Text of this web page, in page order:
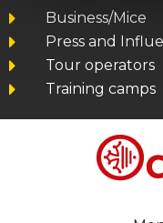
Business/Mice
Press and
Tour operators
Training camps